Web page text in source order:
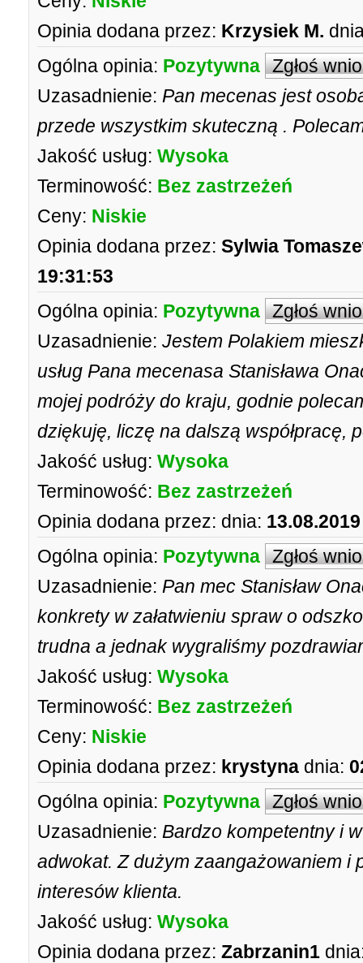
Opinia dodana przez: Krzysiek M.
Ogólna opinia: Pozytywna Zgłoś
Uzasadnienie: Pan mecenas jest
przede wszystkim skuteczną .
Jakość usług: Wysoka
Terminowość: Bez zastrzeżeń
Ceny: Niskie
Opinia dodana przez: Sylwia
19:31:53
Ogólna opinia: Pozytywna Zgłoś
Uzasadnienie: Jestem Polakiem
usług Pana mecenasa Stanisława
mojej podróży do kraju, godnie
dziękuję, liczę na dalszą współpracę,
Jakość usług: Wysoka
Terminowość: Bez zastrzeżeń
Opinia dodana przez: dnia:
Ogólna opinia: Pozytywna Zgłoś
Uzasadnienie: Pan mec Stanisław
konkrety w załatwieniu spraw o
trudna a jednak wygraliśmy
Jakość usług: Wysoka
Terminowość: Bez zastrzeżeń
Ceny: Niskie
Opinia dodana przez: krystyna dnia:
Ogólna opinia: Pozytywna Zgłoś
Uzasadnienie: Bardzo kompetentny i
adwokat. Z dużym zaangażowaniem i
interesów klienta.
Jakość usług: Wysoka
Opinia dodana przez: Zabrzanin1